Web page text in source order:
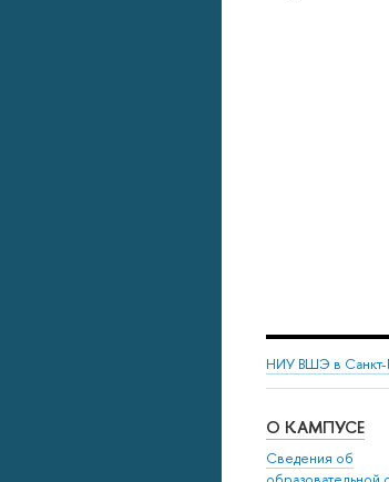
НИУ ВШЭ в Санкт-
О КАМПУСЕ
Сведения об